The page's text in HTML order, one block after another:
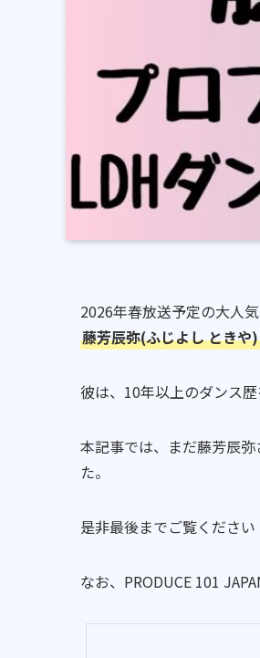
2026年春放送予定の大人
藤芳辰弥(ふじよし ときや
彼は、10年以上のダンス
本記事では、まだ藤芳辰
た。
是非最後までご覧ください
なお、PRODUCE 101